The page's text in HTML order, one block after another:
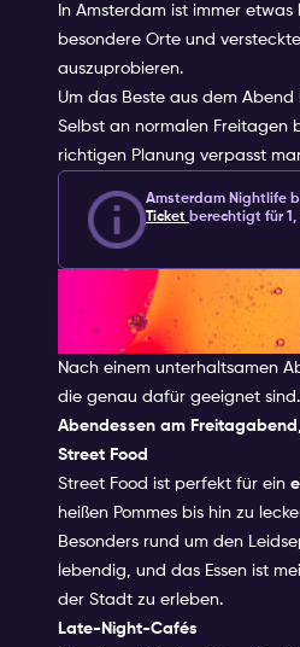
In Amsterdam ist immer
besondere Orte und
auszuprobieren.
Um das Beste aus dem
Selbst an normalen Freitagen
richtigen Planung verpasst
Amsterdam Nightlife
Ticket berechtigt für 1,
Spätes
Freitagabend
Nach einem unterhaltsamen
die genau dafür geeignet
Abendessen am Freitagabend
Street Food
Street Food ist perfekt für ein
heißen Pommes bis hin zu
Besonders rund um den
lebendig, und das Essen ist
der Stadt zu erleben.
Late-Night-Cafés